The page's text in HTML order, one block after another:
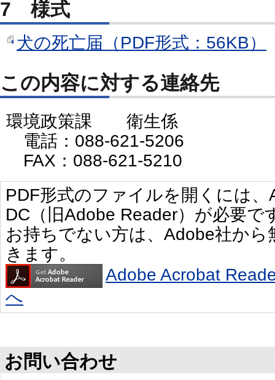
7 様式
犬の死亡届（PDF形式：56KB）
この内容に対する連絡先
環境政策課 衛生係
電話：088-621-5206
FAX：088-621-5210
PDF形式のファイルを開くには
DC（旧Adobe Reader）が必要で
お持ちでない方は、Adobe社か
きます。
Adobe Acrobat
へ
お問い合わせ